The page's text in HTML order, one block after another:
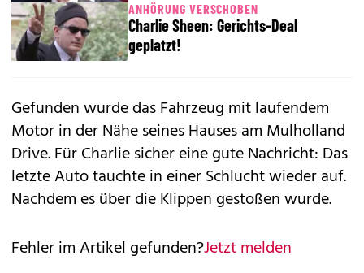
ANHÖRUNG VERSCHOBEN
Charlie Sheen: Gerichts-Deal
geplatzt!
Gefunden wurde das Fahrzeug mit laufendem
Motor in der Nähe seines Hauses am Mulholland
Drive. Für Charlie sicher eine gute Nachricht: Das
letzte Auto tauchte in einer Schlucht wieder auf.
Nachdem es über die Klippen gestoßen wurde.
Fehler im Artikel gefunden?Jetzt melden